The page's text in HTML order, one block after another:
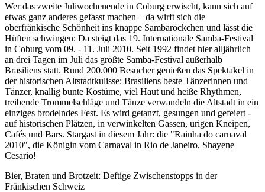
Wer das zweite Juliwochenende in Coburg erwischt, kann sich auf
etwas ganz anderes gefasst machen – da wirft sich die
oberfränkische Schönheit ins knappe Sambaröckchen und lässt die
Hüften schwingen: Da steigt das 19. Internationale Samba-Festival
in Coburg vom 09. - 11. Juli 2010. Seit 1992 findet hier alljährlich
an drei Tagen im Juli das größte Samba-Festival außerhalb
Brasiliens statt. Rund 200.000 Besucher genießen das Spektakel in
der historischen Altstadtkulisse: Brasiliens beste Tänzerinnen und
Tänzer, knallig bunte Kostüme, viel Haut und heiße Rhythmen,
treibende Trommelschläge und Tänze verwandeln die Altstadt in ein
einziges brodelndes Fest. Es wird getanzt, gesungen und gefeiert -
auf historischen Plätzen, in verwinkelten Gassen, urigen Kneipen,
Cafés und Bars. Stargast in diesem Jahr: die "Rainha do carnaval
2010", die Königin vom Carnaval in Rio de Janeiro, Shayene
Cesario!
Bier, Braten und Brotzeit: Deftige Zwischenstopps in der
Fränkischen Schweiz